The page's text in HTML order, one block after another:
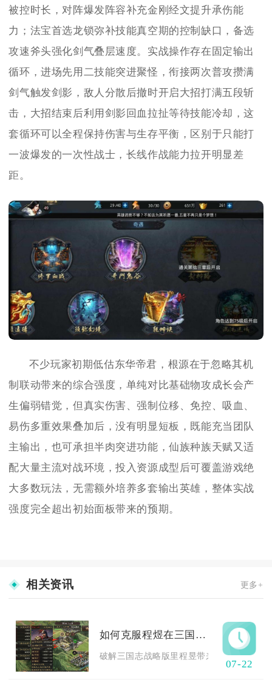
被控时长，对阵爆发阵容补充金刚经文提升承伤能
力；法宝首选龙锁弥补技能真空期的控制缺口，备选
攻速斧头强化剑气叠层速度。实战操作存在固定输出
循环，进场先用二技能突进聚怪，衔接两次普攻攒满
剑气触发剑影，敌人分散后撤时开启大招打满五段斩
击，大招结束后利用剑影回血拉扯等待技能冷却，这
套循环可以全程保持伤害与生存平衡，区别于只能打
一波爆发的一次性战士，长线作战能力拉开明显差
距。
不少玩家初期低估东华帝君，根源在于忽略其机
制联动带来的综合强度，单纯对比基础物攻成长会产
生偏弱错觉，但真实伤害、强制位移、免控、吸血、
易伤多重效果叠加后，没有明显短板，既能充当团队
主输出，也可承担半肉突进功能，仙族种族天赋又适
配大量主流对战环境，投入资源成型后可覆盖游戏绝
大多数玩法，无需额外培养多套输出英雄，整体实战
强度完全超出初始面板带来的预期。
相关资讯 更多+
如何克服程煜在三国志战略版中的优势
破解三国志战略版里程昱带来的对局优势
07-22